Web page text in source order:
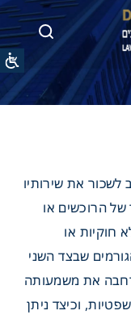
את שירותיו
של הרוכשים או
חוקיות או
שבצד השני
את משמעותה
וכיצד ניתן